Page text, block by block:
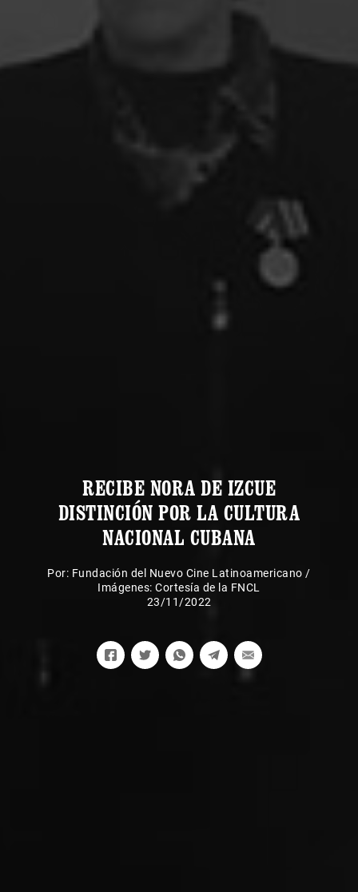
RECIBE NORA DE IZCUE
DISTINCIÓN POR LA CULTURA
NACIONAL CUBANA
Por: Fundación del Nuevo Cine Latinoamericano /
Imágenes: Cortesía de la FNCL
23/11/2022